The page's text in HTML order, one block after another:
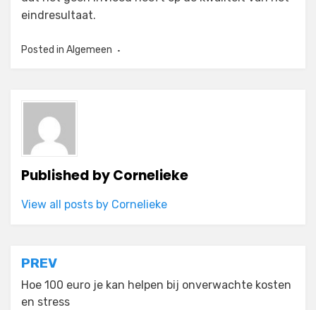
eindresultaat.
Posted in Algemeen
Published byCornelieke
View all posts by Cornelieke
Post
navigation
PREV
Hoe 100 euro je kan helpen bij onverwachte kosten
en stress